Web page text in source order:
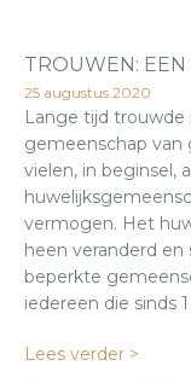
TROUWEN: EEN
25 augustus 2020
Lange tijd trouwde
gemeenschap van
vielen, in beginsel,
vermogen. Het
heen veranderd en
beperkte
iedereen die sinds
Lees verder >